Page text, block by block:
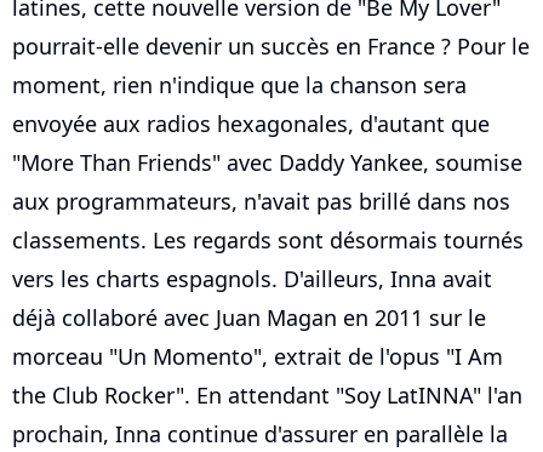
latines, cette nouvelle version de "Be My Lover"
pourrait-elle devenir un succès en France ? Pour le
moment, rien n'indique que la chanson sera
envoyée aux radios hexagonales, d'autant que
"More Than Friends" avec Daddy Yankee, soumise
aux programmateurs, n'avait pas brillé dans nos
classements. Les regards sont désormais tournés
vers les charts espagnols. D'ailleurs, Inna avait
déjà collaboré avec Juan Magan en 2011 sur le
morceau "Un Momento", extrait de l'opus "I Am
the Club Rocker". En attendant "Soy LatINNA" l'an
prochain, Inna continue d'assurer en parallèle la